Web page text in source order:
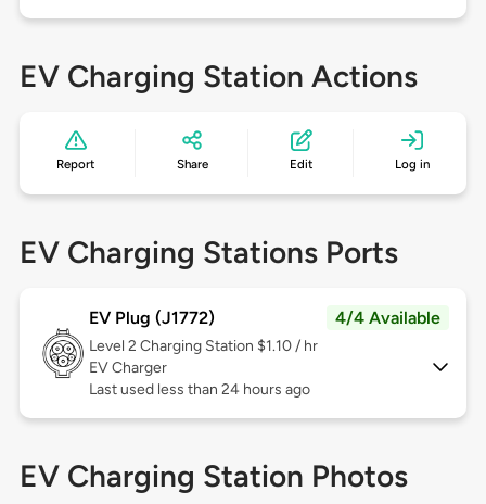
EV Charging Station Actions
Report Share Edit Log in
EV Charging Stations Ports
EV Plug (J1772) 4/4 Available
Level 2 Charging Station $1.10 / hr
EV Charger
Last used less than 24 hours ago
EV Charging Station Photos